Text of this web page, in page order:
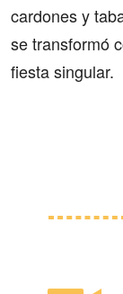
cardones y
se transformó
fiesta singular.